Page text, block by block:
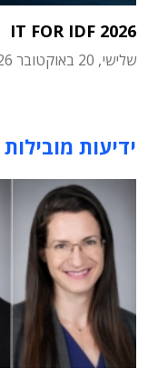
IT FOR IDF 2026
שלישי, 20 באוקטובר 2026
ידיעות מובילות